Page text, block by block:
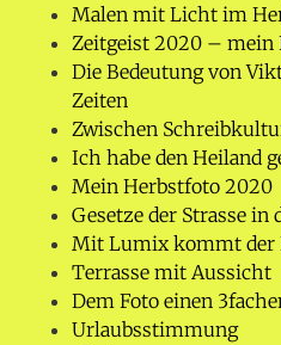
Malen mit Licht im
Zeitgeist 2020 – mein
Die Bedeutung von
Zeiten
Zwischen
Ich habe den Heiland
Mein Herbstfoto 2020
Gesetze der Strasse in
Mit Lumix kommt
Terrasse mit Aussicht
Dem Foto einen
Urlaubsstimmung